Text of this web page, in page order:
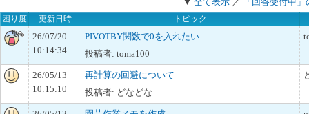
困り度 更新日時 トピック
26/07/20
10:14:34
PIVOTBY関数で0を入れたい
投稿者: toma100
26/05/13
10:15:10
再計算の回避について
投稿者: どなどな